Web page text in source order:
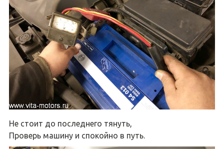
Не стоит до последнего тянуть,
Проверь машину и спокойно в путь.